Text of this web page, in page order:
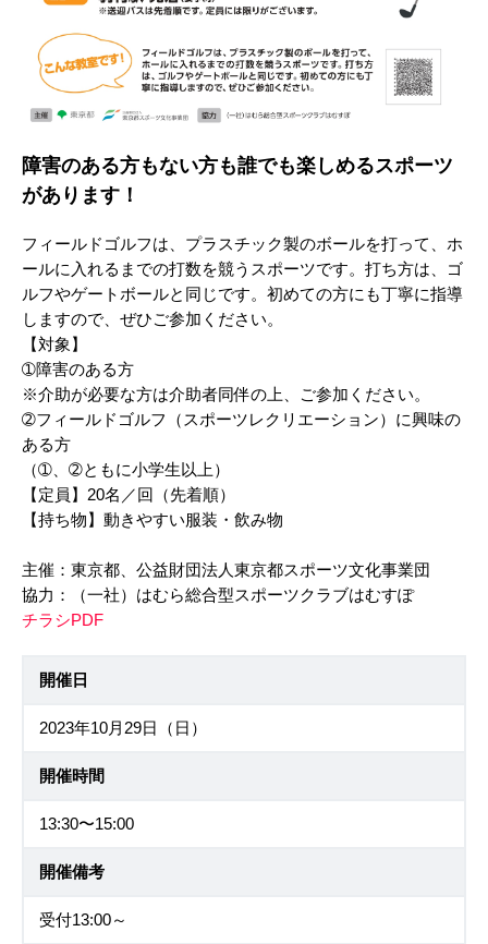
障害のある方もない方も誰でも楽しめるスポーツ
があります！
フィールドゴルフは、プラスチック製のボールを打って、ホ
ールに入れるまでの打数を競うスポーツです。打ち方は、ゴ
ルフやゲートボールと同じです。初めての方にも丁寧に指導
しますので、ぜひご参加ください。
【対象】
➀障害のある方
※介助が必要な方は介助者同伴の上、ご参加ください。
➁フィールドゴルフ（スポーツレクリエーション）に興味の
ある方
（➀、➁ともに小学生以上）
【定員】20名／回（先着順）
【持ち物】動きやすい服装・飲み物
主催：東京都、公益財団法人東京都スポーツ文化事業団
協力：（一社）はむら総合型スポーツクラブはむすぽ
チラシPDF
開催日
2023年10月29日（日）
開催時間
13:30〜15:00
開催備考
受付13:00～